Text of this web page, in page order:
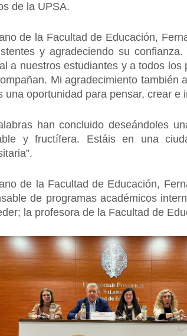
de la UPSA.
de la Facultad de Educación,
y agradeciendo su
a nuestros estudiantes y a todos
Mi agradecimiento también
una oportunidad para pensar, crear e
han concluido deseándoles
y fructífera. Estáis en una
de la Facultad de Educación,
de programas académicos
la profesora de la Facultad de